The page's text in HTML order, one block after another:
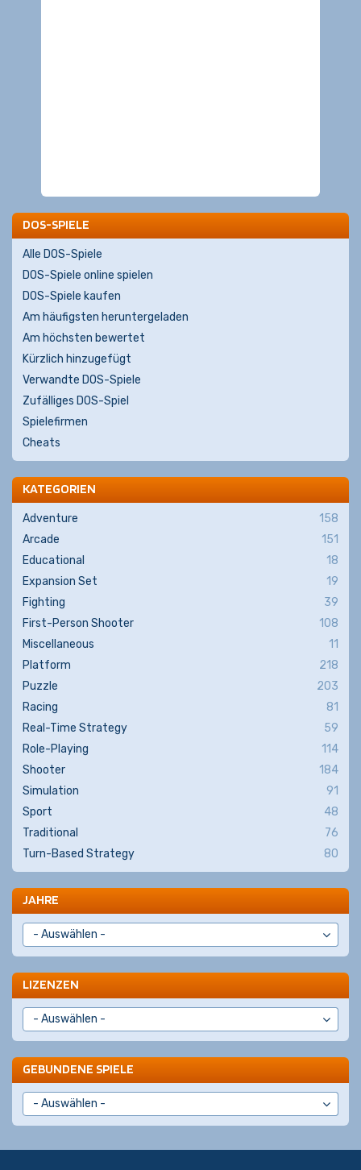
DOS-SPIELE
Alle DOS-Spiele
DOS-Spiele online spielen
DOS-Spiele kaufen
Am häufigsten heruntergeladen
Am höchsten bewertet
Kürzlich hinzugefügt
Verwandte DOS-Spiele
Zufälliges DOS-Spiel
Spielefirmen
Cheats
KATEGORIEN
Adventure
158
Arcade
151
Educational
18
Expansion Set
19
Fighting
39
First-Person Shooter
108
Miscellaneous
11
Platform
218
Puzzle
203
Racing
81
Real-Time Strategy
59
Role-Playing
114
Shooter
184
Simulation
91
Sport
48
Traditional
76
Turn-Based Strategy
80
JAHRE
LIZENZEN
GEBUNDENE SPIELE